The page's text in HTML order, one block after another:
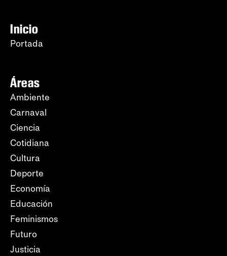
Inicio
Portada
Áreas
Ambiente
Carnaval
Ciencia
Cotidiana
Cultura
Deporte
Economía
Educación
Feminismos
Futuro
Justicia